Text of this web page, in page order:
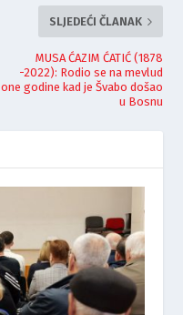
SLJEDEĆI ČLANAK
MUSA ĆAZIM ĆATIĆ (1878
-2022): Rodio se na mevlud
one godine kad je Švabo došao
u Bosnu